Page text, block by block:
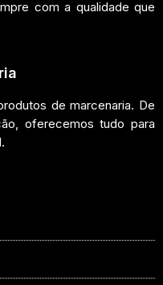
com a qualidade que
de marcenaria. De
oferecemos tudo para